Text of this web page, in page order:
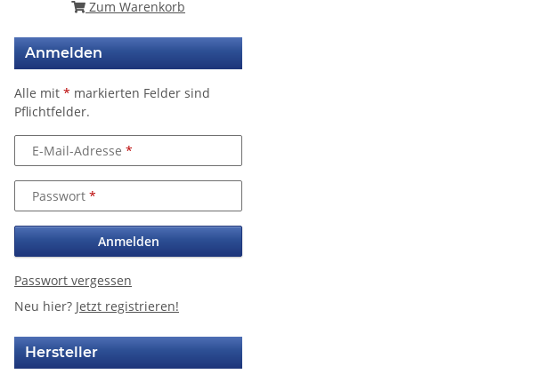
Zum Warenkorb
Anmelden
Alle mit * markierten Felder sind
Pflichtfelder.
E-Mail-Adresse
Passwort
Anmelden
Passwort vergessen
Neu hier? Jetzt registrieren!
Hersteller